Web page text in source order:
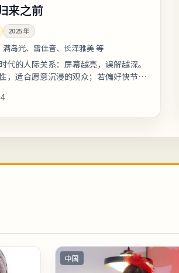
来之前
2025年
满岛光、雷佳音、长泽雅美 等
代的人际关系：屏幕越亮，误解越深。
，适合愿意沉浸的观众；若偏好快节奏
独立判断。《冬至钟...
中国